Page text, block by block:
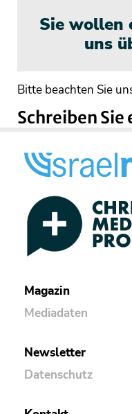
Sie wollen
uns
Bitte beachten Sie
Schreiben
Magazin
Mediadaten
Newsletter
Datenschutz